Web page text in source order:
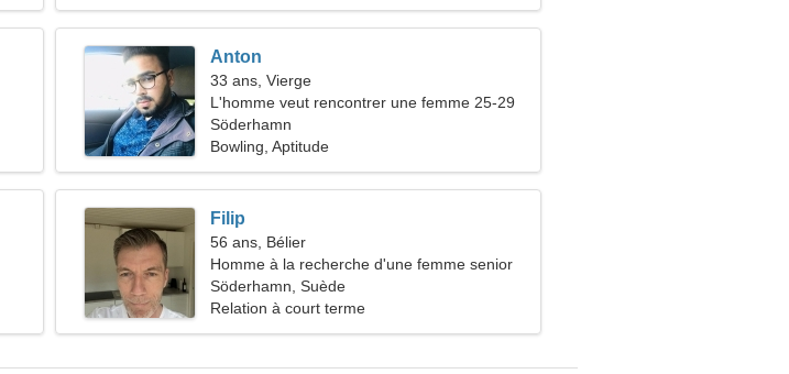
Anton
33 ans, Vierge
L'homme veut rencontrer une femme 25-29
Söderhamn
Bowling, Aptitude
Filip
56 ans, Bélier
Homme à la recherche d'une femme senior
44-53
Söderhamn, Suède
Relation à court terme